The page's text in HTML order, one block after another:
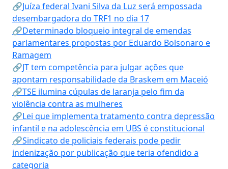
🔗Juíza federal Ivani Silva da Luz será empossada
desembargadora do TRF1 no dia 17
🔗Determinado bloqueio integral de emendas
parlamentares propostas por Eduardo Bolsonaro e
Ramagem
🔗JT tem competência para julgar ações que
apontam responsabilidade da Braskem em Maceió
🔗TSE ilumina cúpulas de laranja pelo fim da
violência contra as mulheres
🔗Lei que implementa tratamento contra depressão
infantil e na adolescência em UBS é constitucional
🔗Sindicato de policiais federais pode pedir
indenização por publicação que teria ofendido a
categoria